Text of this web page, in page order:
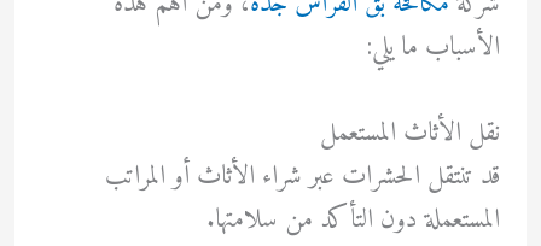
الأسباب ما يلي:
نقل الأثاث المستعمل
قد تنتقل الحشرات عبر شراء الأثاث أو المراتب
المستعملة دون التأكد من سلامتها.